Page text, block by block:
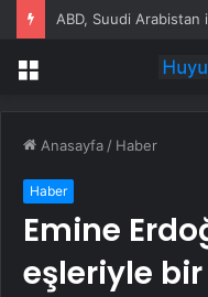
Menü
Anasayfa / Haber
Haber
Emine
eşleriyle